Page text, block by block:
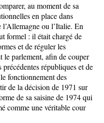
au moment de sa
en place dans
l’Allemagne ou l’Italie. En
formel : il était chargé de
et de réguler les
le parlement, afin de couper
républiques et de
fonctionnement des
de la décision de 1971 sur
de sa saisine de 1974 qui
comme une véritable cour